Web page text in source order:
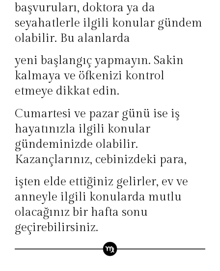
başvuruları, doktora ya da
seyahatlerle ilgili konular gündem
olabilir. Bu alanlarda
yeni başlangıç yapmayın. Sakin
kalmaya ve öfkenizi kontrol
etmeye dikkat edin.
Cumartesi ve pazar günü ise iş
hayatınızla ilgili konular
gündeminizde olabilir.
Kazançlarınız, cebinizdeki para,
işten elde ettiğiniz gelirler, ev ve
anneyle ilgili konularda mutlu
olacağınız bir hafta sonu
geçirebilirsiniz.